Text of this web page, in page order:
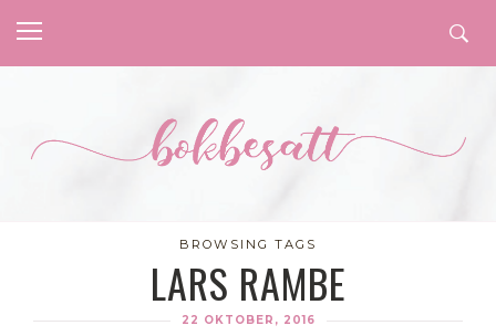
BROWSING TAGS
LARS RAMBE
22 OKTOBER, 2016